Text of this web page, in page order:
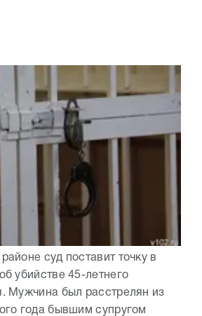
суд поставит точку в
убийстве 45-летнего
Мужчина был расстрелян из
года бывшим супругом